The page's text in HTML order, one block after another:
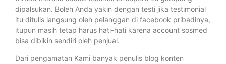
dipalsukan. Boleh Anda yakin dengan testi jika testimonial
itu ditulis langsung oleh pelanggan di facebook pribadinya,
itupun masih tetap harus hati-hati karena account sosmed
bisa dibikin sendiri oleh penjual.
Dari pengamatan Kami banyak penulis blog konten